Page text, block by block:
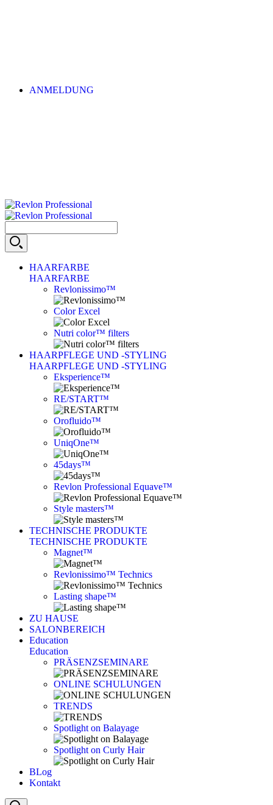
ANMELDUNG
HAARFARBE
HAARFARBE
Revlonissimo™
Color Excel
Nutri color™ filters
HAARPFLEGE UND -STYLING
HAARPFLEGE UND -STYLING
Eksperience™
RE/START™
Orofluido™
UniqOne™
45days™
Revlon Professional Equave™
Style masters™
TECHNISCHE PRODUKTE
TECHNISCHE PRODUKTE
Magnet™
Revlonissimo™ Technics
Lasting shape™
ZU HAUSE
SALONBEREICH
Education
Education
PRÄSENZSEMINARE
ONLINE SCHULUNGEN
TRENDS
Spotlight on Balayage
Spotlight on Curly Hair
BLog
Kontakt